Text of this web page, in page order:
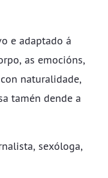
e adaptado á
as emocións,
naturalidade,
tamén dende a
sexóloga,